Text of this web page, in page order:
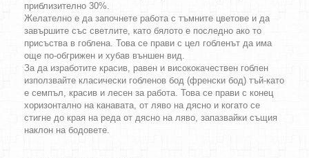
приблизително 30%.
Желателно е да започнете работа с тъмните цветове и да
завършите със светлите, като бялото е последно ако то
присъства в гоблена. Това се прави с цел гобленът да има
още по-обгрижен и хубав външен вид.
За да изработите красив, равен и висококачествен гоблен
използвайте класически гобленов бод (френски бод) тъй-като
е семпъл, красив и лесен за работа. Това се прави с конец
хоризонтално на канавата, от ляво на дясно и когато се
стигне до края на реда от дясно на ляво, запазвайки същия
наклон на бодовете.